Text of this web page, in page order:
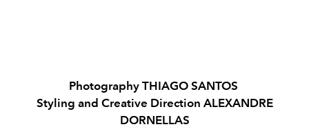
Photography THIAGO SANTOS
Styling and Creative Direction ALEXANDRE
DORNELLAS